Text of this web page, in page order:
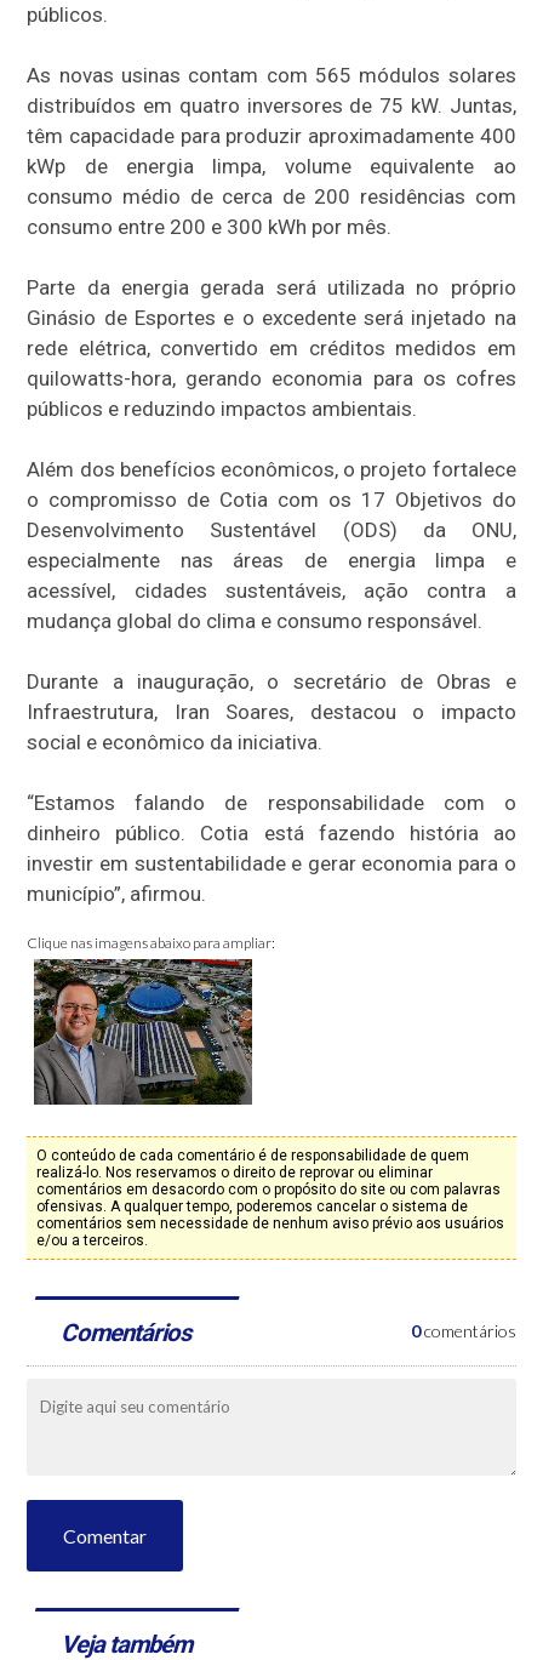
públicos.
As novas usinas contam com 565 módulos solares
distribuídos em quatro inversores de 75 kW. Juntas,
têm capacidade para produzir aproximadamente 400
kWp de energia limpa, volume equivalente ao
consumo médio de cerca de 200 residências com
consumo entre 200 e 300 kWh por mês.
Parte da energia gerada será utilizada no próprio
Ginásio de Esportes e o excedente será injetado na
rede elétrica, convertido em créditos medidos em
quilowatts-hora, gerando economia para os cofres
públicos e reduzindo impactos ambientais.
Além dos benefícios econômicos, o projeto fortalece
o compromisso de Cotia com os 17 Objetivos do
Desenvolvimento Sustentável (ODS) da ONU,
especialmente nas áreas de energia limpa e
acessível, cidades sustentáveis, ação contra a
mudança global do clima e consumo responsável.
Durante a inauguração, o secretário de Obras e
Infraestrutura, Iran Soares, destacou o impacto
social e econômico da iniciativa.
“Estamos falando de responsabilidade com o
dinheiro público. Cotia está fazendo história ao
investir em sustentabilidade e gerar economia para o
município”, afirmou.
Clique nas imagens abaixo para ampliar:
O conteúdo de cada comentário é de responsabilidade de quem
realizá-lo. Nos reservamos o direito de reprovar ou eliminar
comentários em desacordo com o propósito do site ou com palavras
ofensivas. A qualquer tempo, poderemos cancelar o sistema de
comentários sem necessidade de nenhum aviso prévio aos usuários
e/ou a terceiros.
Comentários 0comentários
Comentar
Veja também